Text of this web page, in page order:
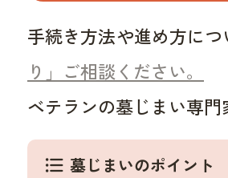
手続き方法や進め方につ
り」ご相談ください。
ベテランの墓じまい専門
format_list_bulleted 墓じまいのポイント